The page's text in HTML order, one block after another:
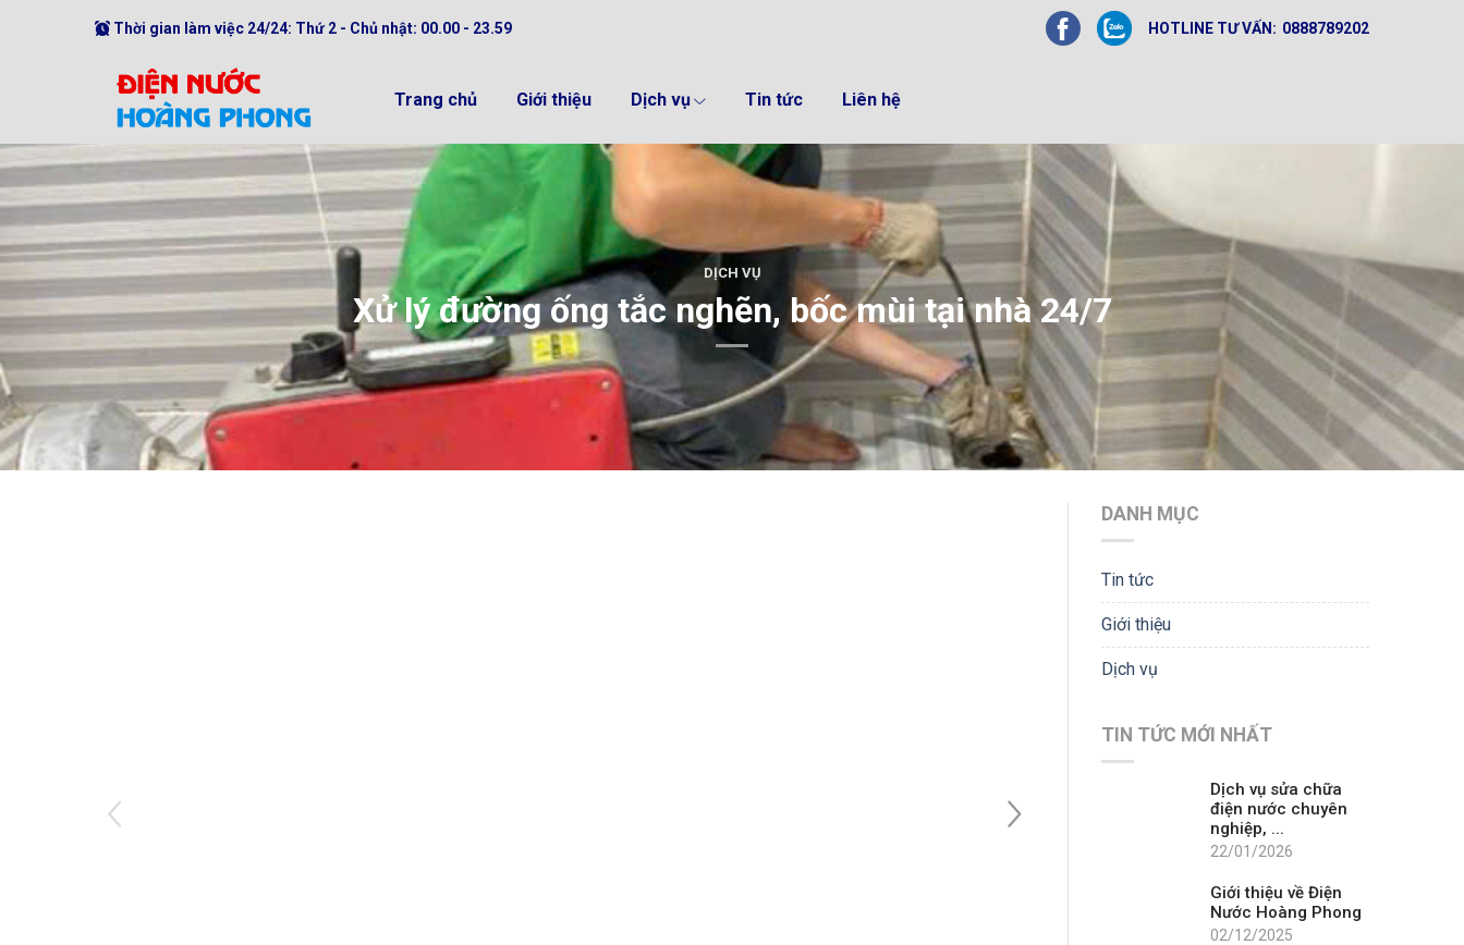
Thời gian làm việc 24/24: Thứ 2 - Chủ nhật: 00.00 - 23.59 HOTLINE TƯ VẤN: 0888789202
Trang chủ Giới thiệu Dịch vụ Tin tức Liên hệ
DỊCH VỤ
Xử lý đường ống tắc nghẽn, bốc mùi tại nhà 24/7
DANH MỤC
Tin tức
Giới thiệu
Dịch vụ
TIN TỨC MỚI NHẤT
Dịch vụ sửa chữa
điện nước chuyên
nghiệp, ...
22/01/2026
Giới thiệu về Điện
Nước Hoàng Phong
02/12/2025